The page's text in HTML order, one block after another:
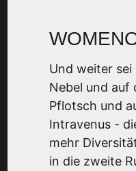
Und weiter
Nebel und auf
Pflotsch und
Intravenus -
mehr
in die zweite